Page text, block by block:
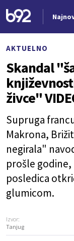
AKTUELNO
Skandal
živce"
Supruga
Makrona,
negirala"
prošle godine,
posledica
glumicom.
Izvor:
Tanjug